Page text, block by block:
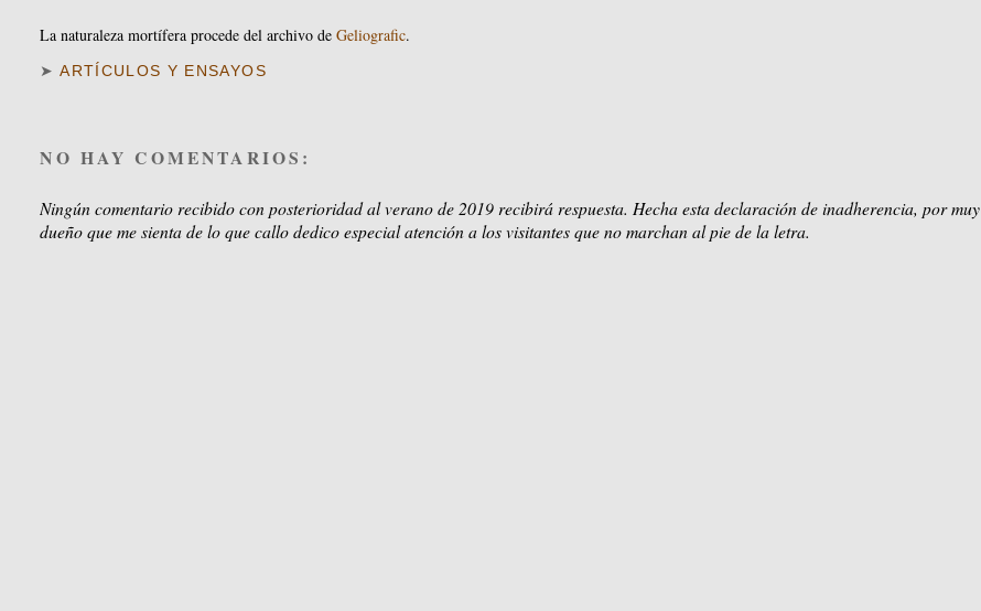
La naturaleza mortífera procede del archivo deGeliografic.
➤ARTÍCULOS Y ENSAYOS
NO HAY COMENTARIOS:
Ningún comentario recibido con posterioridad al verano de 2019 recibirá respuesta. Hecha esta declaración de inadherencia, por muy
dueño que me sienta de lo que callo dedico especial atención a los visitantes que no marchan al pie de la letra.